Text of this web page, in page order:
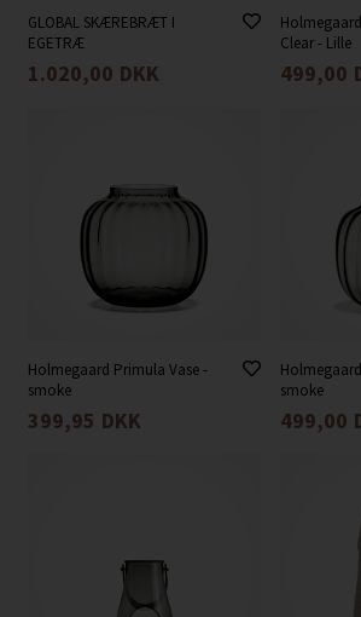
GLOBAL SKÆREBRÆT I
EGETRÆ
1.020,00 DKK
Clear - Lille
499,00
Holmegaard Primula Vase -
smoke
399,95 DKK
smoke
499,00